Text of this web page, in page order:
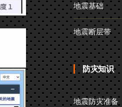
地震基础
地震断层带
防灾知识
地震防灾准备